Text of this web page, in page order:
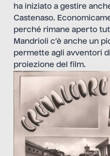
ha iniziato a gestire
Castenaso.
perché rimane aperto
Mandrioli c’è anche un
permette agli avventori
proiezione del film.